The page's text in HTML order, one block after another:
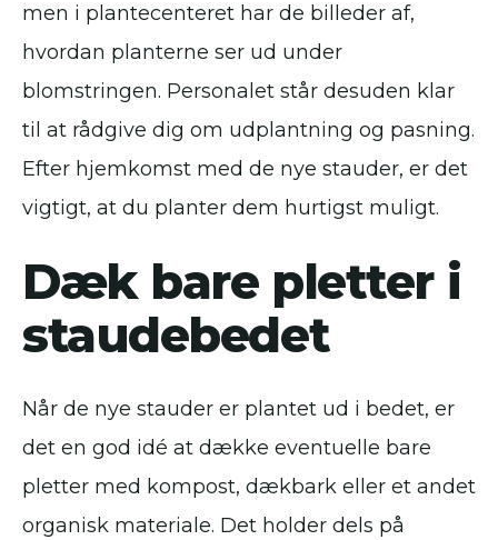
men i plantecenteret har de billeder af,
hvordan planterne ser ud under
blomstringen. Personalet står desuden klar
til at rådgive dig om udplantning og pasning.
Efter hjemkomst med de nye stauder, er det
vigtigt, at du planter dem hurtigst muligt.
Dæk bare pletter i
staudebedet
Når de nye stauder er plantet ud i bedet, er
det en god idé at dække eventuelle bare
pletter med kompost, dækbark eller et andet
organisk materiale. Det holder dels på